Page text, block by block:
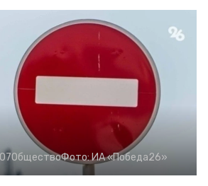
ОбществоФото:ИА «Победа26»